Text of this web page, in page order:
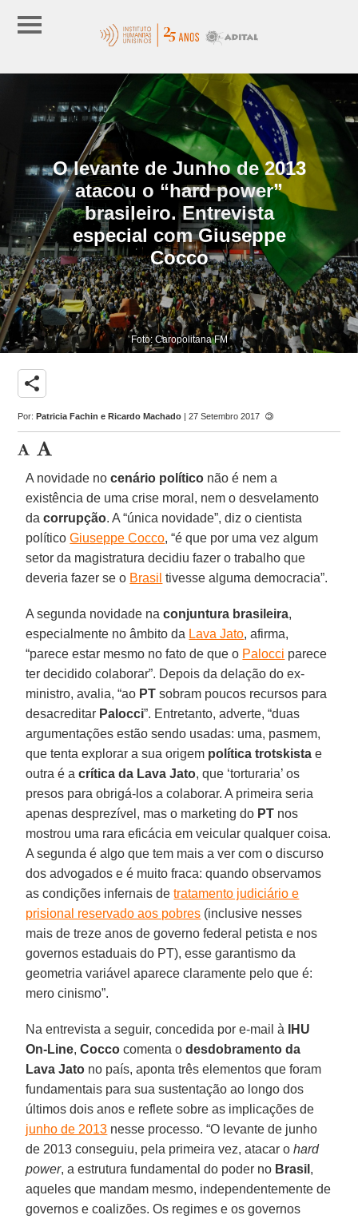
O levante de Junho de 2013
atacou o “hard power”
brasileiro. Entrevista
especial com Giuseppe
Cocco
Foto: Caropolitana FM
share
Por:Patricia Fachin e Ricardo Machado | 27 Setembro 2017
A novidade nocenário político não é nem a
existência de uma crise moral, nem o desvelamento
dacorrupção. A “única novidade”, diz o cientista
políticoGiuseppe Cocco, “é que por uma vez algum
setor da magistratura decidiu fazer o trabalho que
deveria fazer se o Brasil tivesse alguma democracia”.
A segunda novidade naconjuntura brasileira,
especialmente no âmbito da Lava Jato, afirma,
“parece estar mesmo no fato de que o Palocci parece
ter decidido colaborar”. Depois da delação do ex-
ministro, avalia, “ao PT sobram poucos recursos para
desacreditar Palocci”. Entretanto, adverte, “duas
argumentações estão sendo usadas: uma, pasmem,
que tenta explorar a sua origem política trotskista e
outra é acrítica da Lava Jato, que ‘torturaria’ os
presos para obrigá-los a colaborar. A primeira seria
apenas desprezível, mas o marketing do PT nos
mostrou uma rara eficácia em veicular qualquer coisa.
A segunda é algo que tem mais a ver com o discurso
dos advogados e é muito fraca: quando observamos
as condições infernais detratamento judiciário e
prisional reservado aos pobres (inclusive nesses
mais de treze anos de governo federal petista e nos
governos estaduais do PT), esse garantismo da
geometria variável aparece claramente pelo que é:
mero cinismo”.
Na entrevista a seguir, concedida por e-mail à
IHU
On-Line,Cocco comenta odesdobramento da
Lava Jato no país, aponta três elementos que foram
fundamentais para sua sustentação ao longo dos
últimos dois anos e reflete sobre as implicações de
junho de 2013 nesse processo. “O levante de junho
de 2013 conseguiu, pela primeira vez, atacar ohard
power, a estrutura fundamental do poder no Brasil ,
aqueles que mandam mesmo, independentemente de
governos e coalizões. Os regimes e os governos